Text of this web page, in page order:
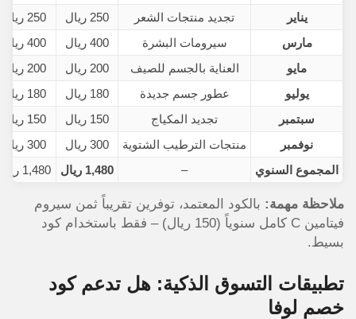
يناير
تجديد منتجات الشعر 250 ريال
250 ريال
مارس
سيرومات البشرة 400 ريال
400 ريال
مايو
العناية بالجسم للصيف 200 ريال
200 ريال
يوليو
عطور جسم جديدة 180 ريال
180 ريال
سبتمبر
تجديد المكياج 150 ريال
150 ريال
نوفمبر
منتجات الترطيب الشتوية 300 ريال
300 ريال
المجموع السنوي
– 1,480 ريال 1,480 ريال
ملاحظة مهمة: بالكود المعتمد، توفرين تقريباً ثمن سيروم
فيتامين C كامل سنوياً (150 ريال) – فقط باستخدام كود
بسيط.
تطبيقات التسوق الذكية: هل تدعم كود
خصم لوفا